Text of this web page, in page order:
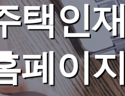
택인
페이